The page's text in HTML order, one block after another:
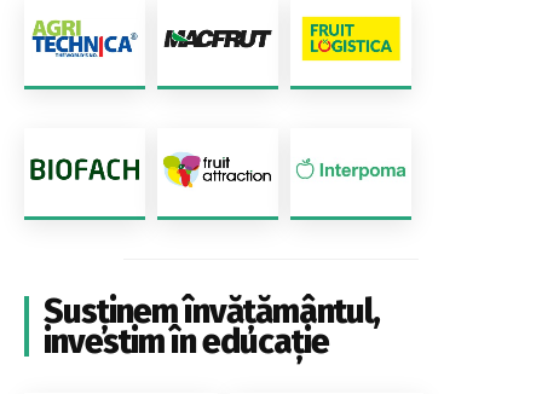
Susținem învățământul,
investim în educație